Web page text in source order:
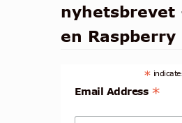
nyhetsbrevet
en Raspberry
*
Email Address *